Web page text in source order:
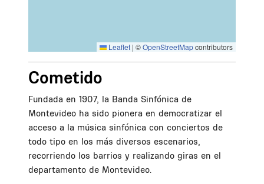
Leaflet | ©OpenStreetMapcontributors
Cometido
Fundada en 1907, la Banda Sinfónica de
Montevideo ha sido pionera en democratizar el
acceso a la música sinfónica con conciertos de
todo tipo en los más diversos escenarios,
recorriendo los barrios y realizando giras en el
departamento de Montevideo.